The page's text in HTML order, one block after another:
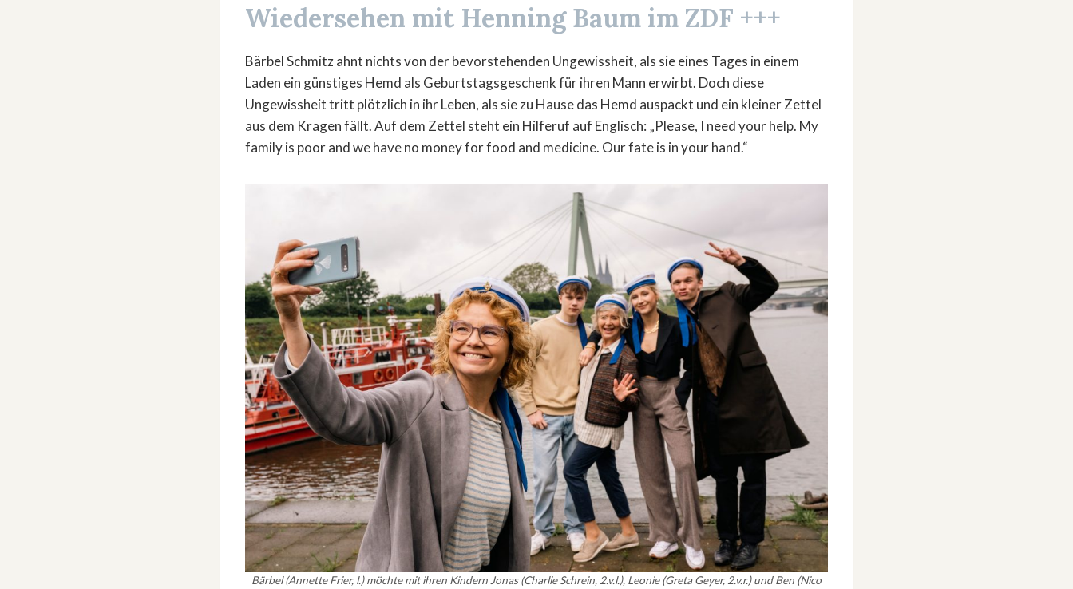
Wiedersehen mit Henning Baum im ZDF +++
Bärbel Schmitz ahnt nichts von der bevorstehenden Ungewissheit, als sie eines Tages in einem
Laden ein günstiges Hemd als Geburtstagsgeschenk für ihren Mann erwirbt. Doch diese
Ungewissheit tritt plötzlich in ihr Leben, als sie zu Hause das Hemd auspackt und ein kleiner Zettel
aus dem Kragen fällt. Auf dem Zettel steht ein Hilferuf auf Englisch: „Please, I need your help. My
family is poor and we have no money for food and medicine. Our fate is in your hand.“
Bärbel (Annette Frier, l.) möchte mit ihren Kindern Jonas (Charlie Schrein, 2.v.l.), Leonie (Greta Geyer, 2.v.r.) und Ben (Nico